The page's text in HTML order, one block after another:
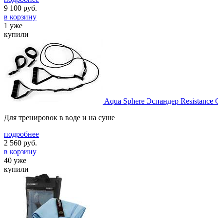
9 100 руб.
в корзину
1 уже
купили
Aqua Sphere Эспандер Resistance
Для тренировок в воде и на суше
подробнее
2 560 руб.
в корзину
40 уже
купили